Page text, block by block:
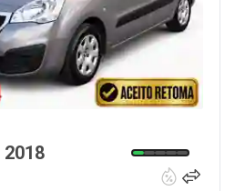
2018